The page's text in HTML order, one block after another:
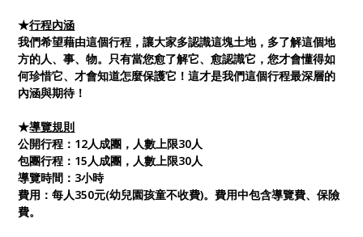
★行程內涵
我們希望藉由這個行程，讓大家多認識這塊土地，多了解這個地
方的人、事、物。只有當您愈了解它、愈認識它，您才會懂得如
何珍惜它、才會知道怎麼保護它！這才是我們這個行程最深層的
內涵與期待！
★導覽規則
公開行程：12人成團，人數上限30人
包團行程：15人成團，人數上限30人
導覽時間：3小時
費用：每人350元(幼兒園孩童不收費)。費用中包含導覽費、保險
費。